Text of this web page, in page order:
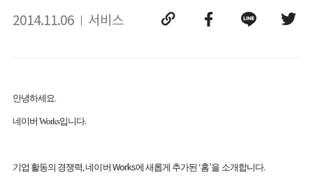
2014.11.06 서비스
안녕하세요
네이버 Works입니다.
기업 활동의 경쟁력 ,네이버 Works에 새롭게 추가된 ‘홈’을 소개합니다.